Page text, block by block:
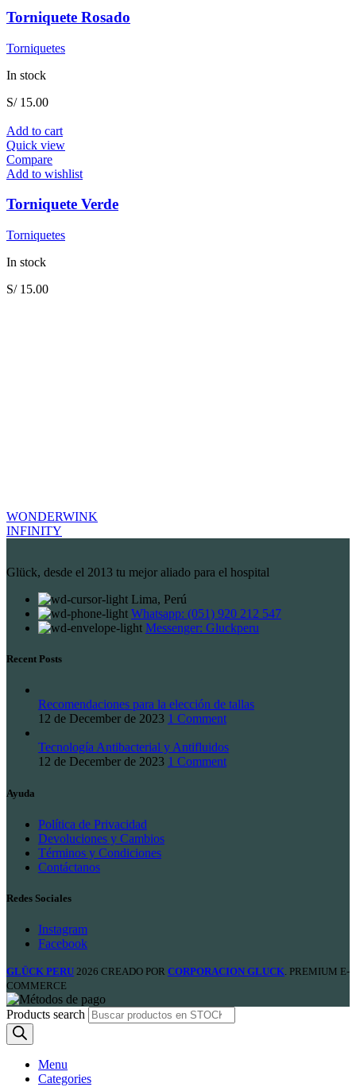
Torniquete Rosado
Torniquetes
In stock
S/15.00
Add to cart
Quick view
Compare
Add to wishlist
Torniquete Verde
Torniquetes
In stock
S/15.00
WONDERWINK
INFINITY
Glück, desde el 2013 tu mejor aliado para el hospital
Lima, Perú
Whatsapp: (051) 920 212 547
Messenger: Gluckperu
Recent Posts
Recomendaciones para la elección de tallas
12 de December de 2023 1 Comment
Tecnología Antibacterial y Antifluidos
12 de December de 2023 1 Comment
Ayuda
Política de Privacidad
Devoluciones y Cambios
Términos y Condiciones
Contáctanos
Redes Sociales
Instagram
Facebook
GLÜCK PERU 2026 CREADO POR CORPORACION GLUCK. PREMIUM E-
COMMERCE
Products search
Menu
Categories